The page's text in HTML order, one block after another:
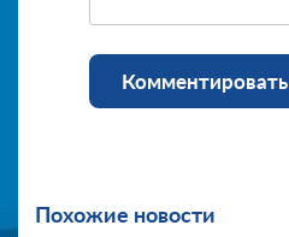
Комментировать
Похожие новости